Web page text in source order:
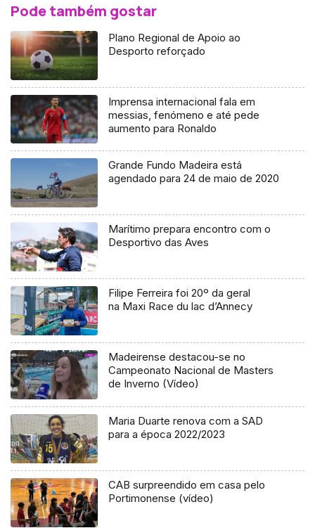
Pode também gostar
Plano Regional de Apoio ao
Desporto reforçado
Imprensa internacional fala em
messias, fenómeno e até pede
aumento para Ronaldo
Grande Fundo Madeira está
agendado para 24 de maio de 2020
Marítimo prepara encontro com o
Desportivo das Aves
Filipe Ferreira foi 20º da geral
na Maxi Race du lac d’Annecy
Madeirense destacou-se no
Campeonato Nacional de Masters
de Inverno (Vídeo)
Maria Duarte renova com a SAD
para a época 2022/2023
CAB surpreendido em casa pelo
Portimonense (vídeo)